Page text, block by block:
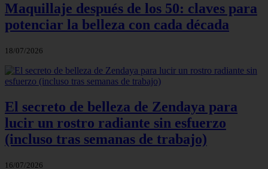
Maquillaje después de los 50: claves para
potenciar la belleza con cada década
18/07/2026
El secreto de belleza de Zendaya para
lucir un rostro radiante sin esfuerzo
(incluso tras semanas de trabajo)
16/07/2026